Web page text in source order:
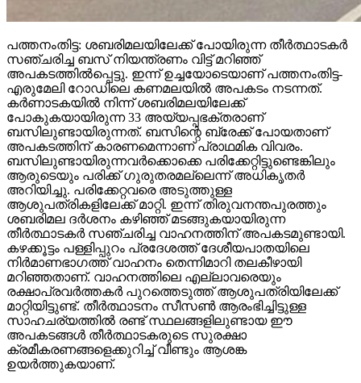
പത്തനംതിട്ട: ശബരിമലയിലേക്ക് പോയിരുന്ന തീര്‍ത്ഥാടകര്‍
സഞ്ചരിച്ച ബസ് നിയന്ത്രണം വിട്ട് മറിഞ്ഞ്
അപകടത്തില്‍പ്പെട്ടു. ഇന്ന് ഉച്ചയോടെയാണ് പത്തനംതിട്ട-
എരുമേലി റോഡിലെ കണമലയില്‍ അപകടം നടന്നത്.
കര്‍ണാടകയില്‍ നിന്ന് ശബരിമലയിലേക്ക്
പോകുകയായിരുന്ന 33 അയ്യപ്പഭക്തരാണ്
ബസിലുണ്ടായിരുന്നത്. ബസിന്റെ ബ്രേക്ക് പോയതാണ്
അപകടത്തിന് കാരണമെന്നാണ് പ്രാഥമിക വിവരം.
ബസിലുണ്ടായിരുന്നവര്‍ക്കൊക്കെ പരിക്കേറ്റിട്ടുണ്ടെങ്കിലും
ആരുടെയും പരിക്ക് ഗുരുതരമല്ലെന്ന് അധികൃതര്‍
അറിയിച്ചു. പരിക്കേറ്റവരെ അടുത്തുള്ള
ആശുപത്രികളിലേക്ക് മാറ്റി. ഇന്ന് തിരുവനന്തപുരത്തും
ശബരിമല ദര്‍ശനം കഴിഞ്ഞ് മടങ്ങുകയായിരുന്ന
തീര്‍ത്ഥാടകര്‍ സഞ്ചരിച്ച വാഹനത്തിന് അപകടമുണ്ടായി.
കഴക്കൂട്ടം പള്ളിപ്പുറം പ്രദേശത്ത് ദേശീയപാതയിലെ
നിര്‍മാണഭാഗത്ത് വാഹനം തെന്നിമാറി തലകീഴായി
മറിഞ്ഞതാണ്. വാഹനത്തിലെ എല്ലാവരെയും
രക്ഷാപ്രവര്‍ത്തകര്‍ പുറത്തെടുത്ത് ആശുപത്രിയിലേക്ക്
മാറ്റിയിട്ടുണ്ട്. തീര്‍ത്ഥാടനം സീസണ്‍ ആരംഭിച്ചിട്ടുള്ള
സാഹചര്യത്തില്‍ രണ്ട് സ്ഥലങ്ങളിലുണ്ടായ ഈ
അപകടങ്ങള്‍ തീര്‍ത്ഥാടകരുടെ സുരക്ഷാ
ക്രമീകരണങ്ങളെക്കുറിച്ച് വീണ്ടും ആശങ്ക
ഉയര്‍ത്തുകയാണ്.